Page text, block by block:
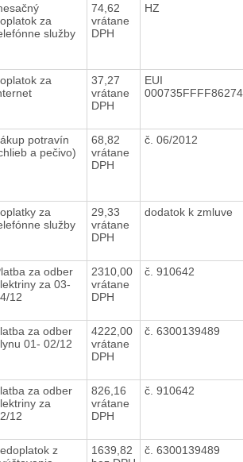
za
služby
74,62
vrátane
DPH
HZ
za
37,27
vrátane
DPH
EUI
potravín
a pečivo)
68,82
vrátane
DPH
č. 06/2012
za
služby
29,33
vrátane
DPH
dodatok k zmluve
za odber
za 03-
12
2310,00
vrátane
DPH
č. 910642
za odber
01- 02/12
4222,00
vrátane
DPH
č. 6300139489
za odber
za
12
826,16
vrátane
DPH
č. 910642
z
1639,82
č. 6300139489